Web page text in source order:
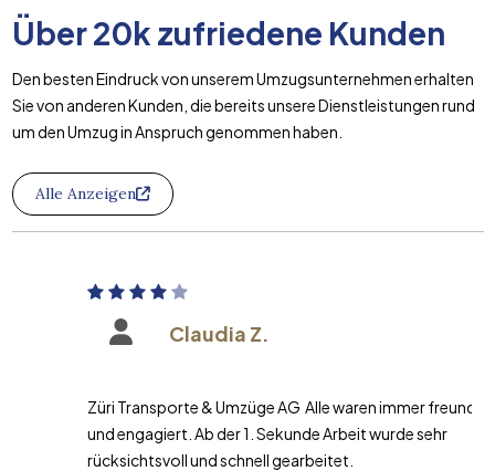
Über20k zufriedene Kunden
Den besten Eindruck von unserem Umzugsunternehmen erhalten
Sie von anderen Kunden, die bereits unsere Dienstleistungen rund
um den Umzug in Anspruch genommen haben.
Alle Anzeigen
Claudia Z.
Züri Transporte & Umzüge AG Alle waren immer freundlich
und engagiert. Ab der 1. Sekunde Arbeit wurde sehr
rücksichtsvoll und schnell gearbeitet.